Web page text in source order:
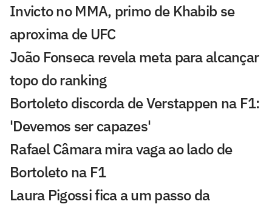
Invicto no MMA, primo de Khabib se
aproxima de UFC
João Fonseca revela meta para alcançar
topo do ranking
Bortoleto discorda de Verstappen na F1:
'Devemos ser capazes'
Rafael Câmara mira vaga ao lado de
Bortoleto na F1
Laura Pigossi fica a um passo da